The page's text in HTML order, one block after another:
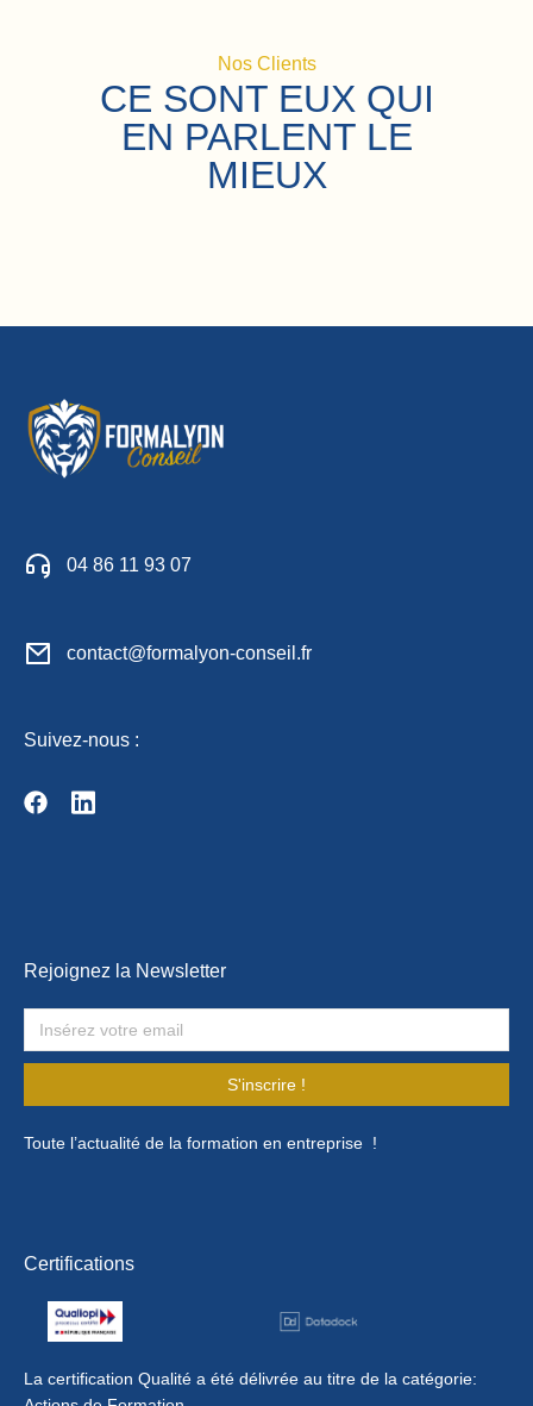
Nos Clients
CE SONT EUX QUI
EN PARLENT LE
MIEUX
04 86 11 93 07
contact@formalyon-conseil.fr
Suivez-nous :
Rejoignez la Newsletter
S'inscrire !
Toute l’actualité de la formation en entreprise !
Certifications
La certification Qualité a été délivrée au titre de la catégorie: